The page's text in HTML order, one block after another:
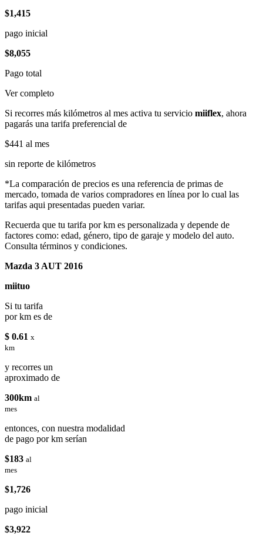
$1,415
pago inicial
$8,055
Pago total
Ver completo
Si recorres más kilómetros al mes activa tu servicio miiflex, ahora
pagarás una tarifa preferencial de
$441 al mes
sin reporte de kilómetros
*La comparación de precios es una referencia de primas de
mercado, tomada de varios compradores en línea por lo cual las
tarifas aqui presentadas pueden variar.
Recuerda que tu tarifa por km es personalizada y depende de
factores como: edad, género, tipo de garaje y modelo del auto.
Consulta términos y condiciones.
Mazda 3 AUT 2016
miituo
Si tu tarifa
por km es de
$ 0.61 x
km
y recorres un
aproximado de
300km al
mes
entonces, con nuestra modalidad
de pago por km serían
$183 al
mes
$1,726
pago inicial
$3,922